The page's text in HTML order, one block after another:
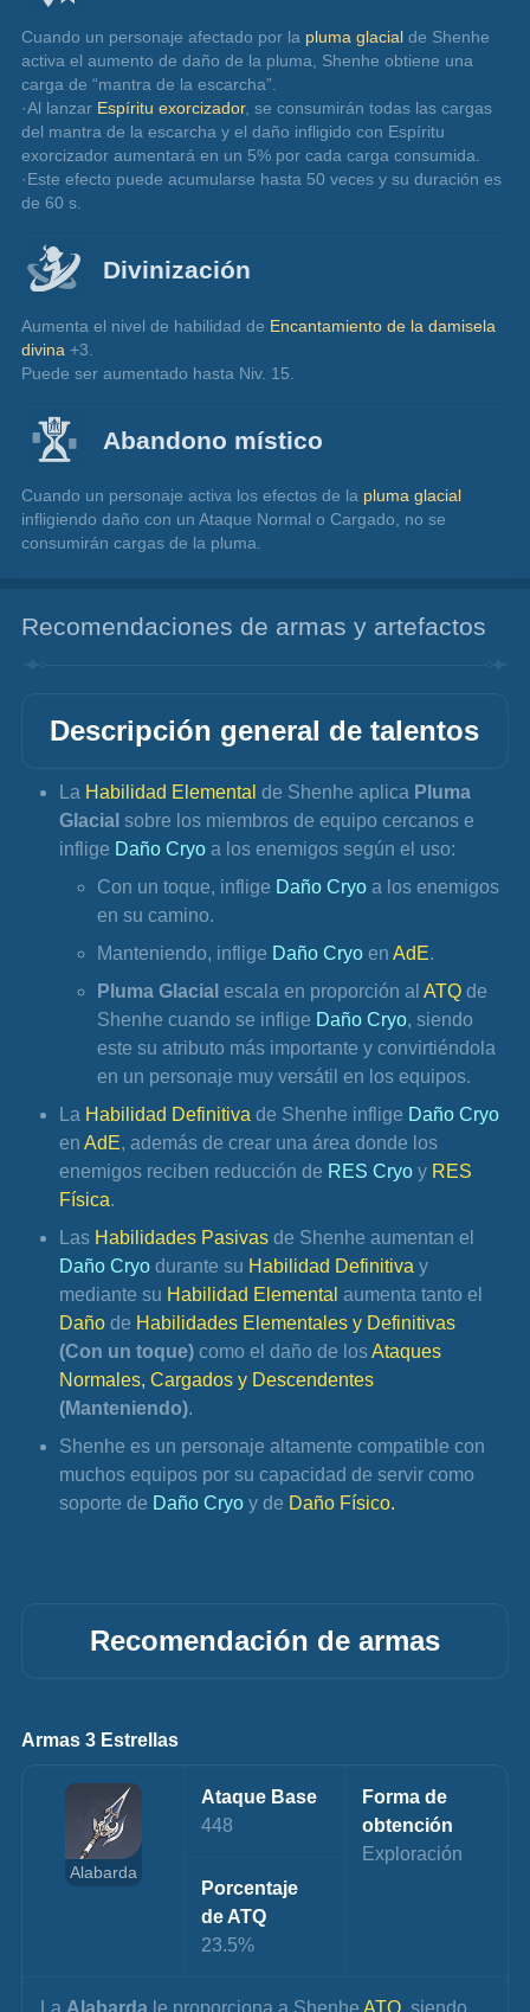
Cuando un personaje afectado por la pluma glacial de Shenhe
activa el aumento de daño de la pluma, Shenhe obtiene una
carga de “mantra de la escarcha”.
·Al lanzar Espíritu exorcizador, se consumirán todas las cargas
del mantra de la escarcha y el daño infligido con Espíritu
exorcizador aumentará en un 5% por cada carga consumida.
·Este efecto puede acumularse hasta 50 veces y su duración es
de 60 s.
Divinización
Aumenta el nivel de habilidad de Encantamiento de la damisela
divina +3.
Puede ser aumentado hasta Niv. 15.
Abandono místico
Cuando un personaje activa los efectos de la pluma glacial
infligiendo daño con un Ataque Normal o Cargado, no se
consumirán cargas de la pluma.
Recomendaciones de armas y artefactos
Descripción general de talentos
La Habilidad Elemental de Shenhe aplica Pluma
Glacial sobre los miembros de equipo cercanos e
inflige Daño Cryo a los enemigos según el uso:
Con un toque, inflige Daño Cryo a los enemigos
en su camino.
Manteniendo, inflige Daño Cryo en AdE.
Pluma Glacial escala en proporción al ATQ de
Shenhe cuando se inflige Daño Cryo, siendo
este su atributo más importante y convirtiéndola
en un personaje muy versátil en los equipos.
La Habilidad Definitiva de Shenhe inflige Daño Cryo
en AdE, además de crear una área donde los
enemigos reciben reducción de RES Cryo y RES
Física.
Las Habilidades Pasivas de Shenhe aumentan el
Daño Cryo durante su Habilidad Definitiva y
mediante su Habilidad Elemental aumenta tanto el
Daño de Habilidades Elementales y Definitivas
(Con un toque) como el daño de los Ataques
Normales, Cargados y Descendentes
(Manteniendo).
Shenhe es un personaje altamente compatible con
muchos equipos por su capacidad de servir como
soporte de Daño Cryo y de Daño Físico.
Recomendación de armas
Armas 3 Estrellas
Alabarda
Ataque Base
448
Forma de
obtención
Exploración
Porcentaje
de ATQ
23.5%
La Alabarda le proporciona a Shenhe ATQ , siendo